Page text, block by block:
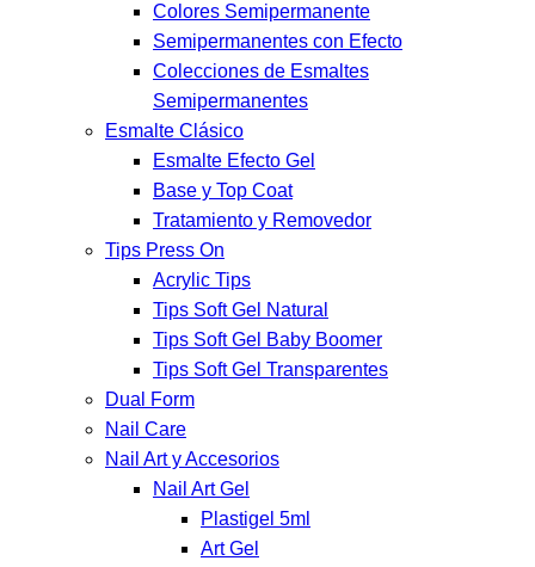
Colores Semipermanente
Semipermanentes con Efecto
Colecciones de Esmaltes
Semipermanentes
Esmalte Clásico
Esmalte Efecto Gel
Base y Top Coat
Tratamiento y Removedor
Tips Press On
Acrylic Tips
Tips Soft Gel Natural
Tips Soft Gel Baby Boomer
Tips Soft Gel Transparentes
Dual Form
Nail Care
Nail Art y Accesorios
Nail Art Gel
Plastigel 5ml
Art Gel